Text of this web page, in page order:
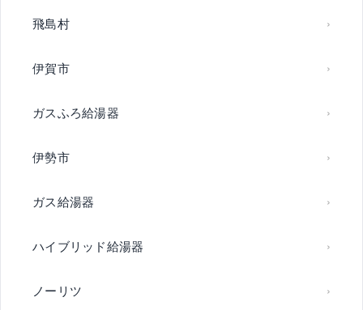
飛島村
伊賀市
ガスふろ給湯器
伊勢市
ガス給湯器
ハイブリッド給湯器
ノーリツ